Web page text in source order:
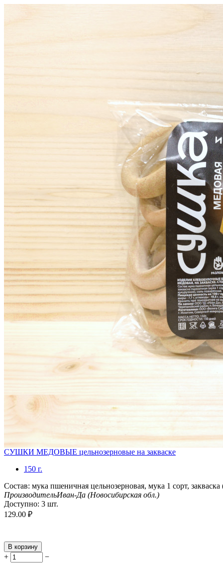
СУШКИ МЕДОВЫЕ цельнозерновые на закваске
150 г.
Состав: мука пшеничная цельнозерновая, мука 1 сорт,
ПроизводительИван-Да (Новосибирская обл.)
Доступно: 3 шт.
129.00 ₽
В корзину
+ −